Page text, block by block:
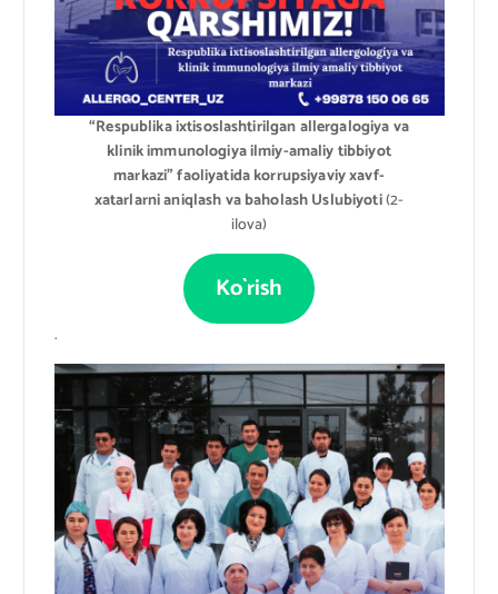
“Respublika ixtisoslashtirilgan allergalogiya va
klinik immunologiya ilmiy-amaliy tibbiyot
markazi” faoliyatida korrupsiyaviy xavf-
xatarlarni aniqlash va baholash Uslubiyoti(2-
ilova)
Ko`rish
.